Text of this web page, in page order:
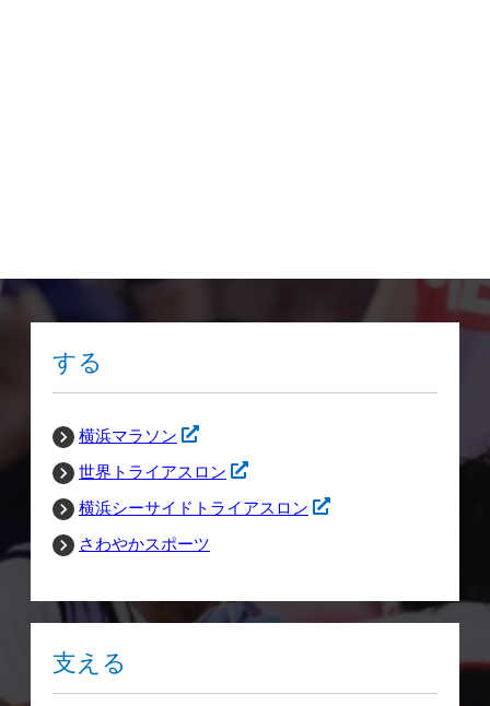
する
横浜マラソン
世界トライアスロン
横浜シーサイドトライアスロン
さわやかスポーツ
支える